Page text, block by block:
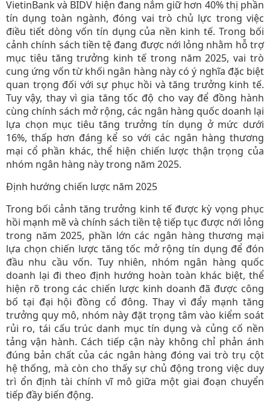
VietinBank và BIDV hiện đang nắm giữ hơn 40% thị phần
tín dụng toàn ngành, đóng vai trò chủ lực trong việc
điều tiết dòng vốn tín dụng của nền kinh tế. Trong bối
cảnh chính sách tiền tệ đang được nới lỏng nhằm hỗ trợ
mục tiêu tăng trưởng kinh tế trong năm 2025, vai trò
cung ứng vốn từ khối ngân hàng này có ý nghĩa đặc biệt
quan trọng đối với sự phục hồi và tăng trưởng kinh tế.
Tuy vậy, thay vì gia tăng tốc độ cho vay để đồng hành
cùng chính sách mở rộng, các ngân hàng quốc doanh lại
lựa chọn mục tiêu tăng trưởng tín dụng ở mức dưới
16%, thấp hơn đáng kể so với các ngân hàng thương
mại cổ phần khác, thể hiện chiến lược thận trọng của
nhóm ngân hàng này trong năm 2025.
Định hướng chiến lược năm 2025
Trong bối cảnh tăng trưởng kinh tế được kỳ vọng phục
hồi mạnh mẽ và chính sách tiền tệ tiếp tục được nới lỏng
trong năm 2025, phần lớn các ngân hàng thương mại
lựa chọn chiến lược tăng tốc mở rộng tín dụng để đón
đầu nhu cầu vốn. Tuy nhiên, nhóm ngân hàng quốc
doanh lại đi theo định hướng hoàn toàn khác biệt, thể
hiện rõ trong các chiến lược kinh doanh đã được công
bố tại đại hội đồng cổ đông. Thay vì đẩy mạnh tăng
trưởng quy mô, nhóm này đặt trọng tâm vào kiểm soát
rủi ro, tái cấu trúc danh mục tín dụng và củng cố nền
tảng vận hành. Cách tiếp cận này không chỉ phản ánh
đúng bản chất của các ngân hàng đóng vai trò trụ cột
hệ thống, mà còn cho thấy sự chủ động trong việc duy
trì ổn định tài chính vĩ mô giữa một giai đoạn chuyển
tiếp đầy biến động.